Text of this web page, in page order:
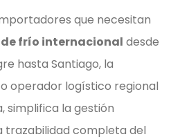
que necesitan
frío internacional desde
hasta Santiago, la
operador logístico regional
simplifica la gestión
trazabilidad completa del